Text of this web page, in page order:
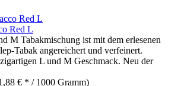
Red L
M Tabakmischung ist mit dem erlesenen
Tabak angereichert und verfeinert.
L und M Geschmack. Neu der
€ * / 1000 Gramm)